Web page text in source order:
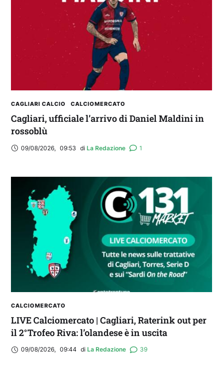
2° TROFEO RIVA | IL POST-PARTITA: commenta
con noi il match tra Cagliari e Nizza
CAGLIARI CALCIO CALCIOMERCATO
Cagliari, ufficiale l’arrivo di Daniel Maldini in
rossoblù
09/08/2026, 09:53 di La Redazione 1
CALCIOMERCATO
LIVE Calciomercato | Cagliari, Raterink out per
il 2°Trofeo Riva: l’olandese è in uscita
09/08/2026, 09:44 di La Redazione 39